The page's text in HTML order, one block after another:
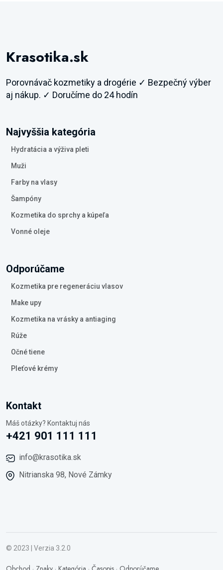
Krasotika.sk
Porovnávač kozmetiky a drogérie ✓ Bezpečný výber
aj nákup. ✓ Doručíme do 24 hodín
Najvyššia kategória
Hydratácia a výživa pleti
Muži
Farby na vlasy
Šampóny
Kozmetika do sprchy a kúpeľa
Vonné oleje
Odporúčame
Kozmetika pre regeneráciu vlasov
Make upy
Kozmetika na vrásky a antiaging
Rúže
Očné tiene
Pleťové krémy
Kontakt
Máš otázky? Kontaktuj nás
+421 901 111 111
info@krasotika.sk
Nitrianska 98, Nové Zámky
© 2023 | Verzia 3.2.0